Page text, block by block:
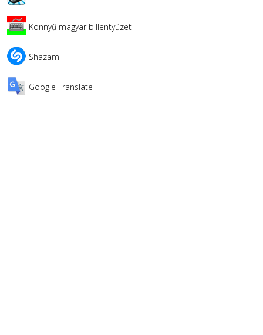
Könnyű magyar billentyűzet
Shazam
Google Translate